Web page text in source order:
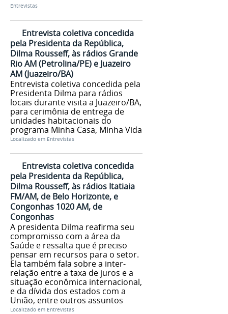
Entrevistas
Entrevista coletiva concedida
pela Presidenta da República,
Dilma Rousseff, às rádios Grande
Rio AM (Petrolina/PE) e Juazeiro
AM (Juazeiro/BA)
Entrevista coletiva concedida pela
Presidenta Dilma para rádios
locais durante visita a Juazeiro/BA,
para cerimônia de entrega de
unidades habitacionais do
programa Minha Casa, Minha Vida
Localizado em Entrevistas
Entrevista coletiva concedida
pela Presidenta da República,
Dilma Rousseff, às rádios Itatiaia
FM/AM, de Belo Horizonte, e
Congonhas 1020 AM, de
Congonhas
A presidenta Dilma reafirma seu
compromisso com a área da
Saúde e ressalta que é preciso
pensar em recursos para o setor.
Ela também fala sobre a inter-
relação entre a taxa de juros e a
situação econômica internacional,
e da dívida dos estados com a
União, entre outros assuntos
Localizado em Entrevistas